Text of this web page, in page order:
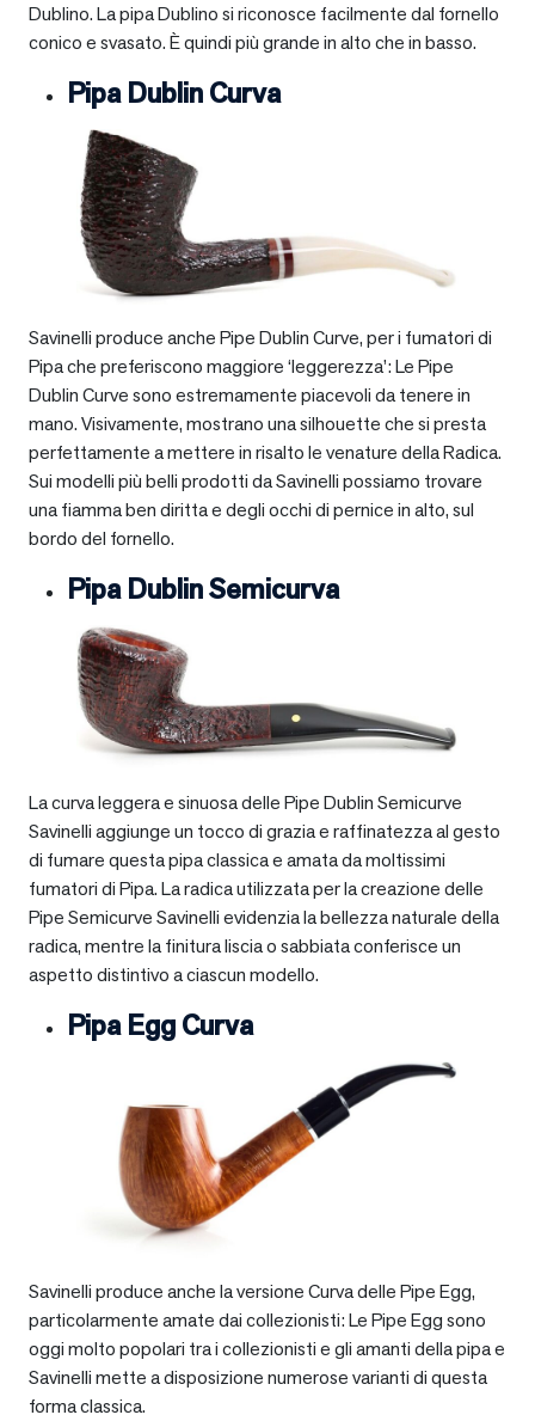
Dublino. La pipa Dublino si riconosce facilmente dal fornello
conico e svasato. È quindi più grande in alto che in basso.
Pipa Dublin Curva
Savinelli produce anche Pipe Dublin Curve, per i fumatori di
Pipa che preferiscono maggiore ‘leggerezza’: Le Pipe
Dublin Curve sono estremamente piacevoli da tenere in
mano. Visivamente, mostrano una silhouette che si presta
perfettamente a mettere in risalto le venature della Radica.
Sui modelli più belli prodotti da Savinelli possiamo trovare
una fiamma ben diritta e degli occhi di pernice in alto, sul
bordo del fornello.
Pipa Dublin Semicurva
La curva leggera e sinuosa delle Pipe Dublin Semicurve
Savinelli aggiunge un tocco di grazia e raffinatezza al gesto
di fumare questa pipa classica e amata da moltissimi
fumatori di Pipa. La radica utilizzata per la creazione delle
Pipe Semicurve Savinelli evidenzia la bellezza naturale della
radica, mentre la finitura liscia o sabbiata conferisce un
aspetto distintivo a ciascun modello.
Pipa Egg Curva
Savinelli produce anche la versione Curva delle Pipe Egg,
particolarmente amate dai collezionisti: Le Pipe Egg sono
oggi molto popolari tra i collezionisti e gli amanti della pipa e
Savinelli mette a disposizione numerose varianti di questa
forma classica.